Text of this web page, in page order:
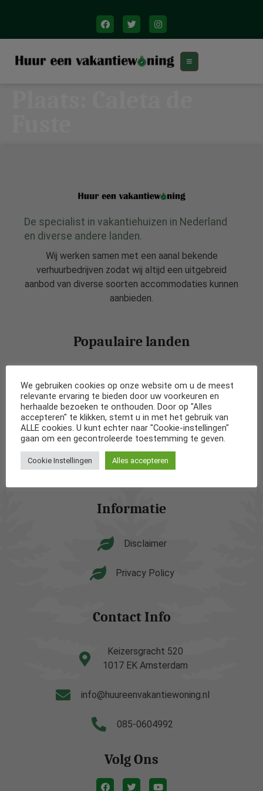
De specialist in vakantiehuizen in Nederland
en diverse andere landen.
Wij werken samen met een aanal bekende
verhuurbedrijven zodat wij altijd een uitgebreid
aanbod van diverse soorten accommodaties kunnen
aanbieden.
Popaulaire landen
Vakantiehuizen in België
Vakantiehuizen in Frankrijk
Vakantiehuizen in Spanje
Informatie
Disclaimer
Privacy Policy
Contact Info
Keizersgracht 520
1017 EK Amsterdam
info@huureenvakantiewoning.nl
085-0604992
Volg Ons
We gebruiken cookies op onze website om u de meest
relevante ervaring te bieden door uw voorkeuren en
herhaalde bezoeken te onthouden. Door op "Alles
accepteren" te klikken, stemt u in met het gebruik van
ALLE cookies. U kunt echter naar "Cookie-instellingen"
gaan om een gecontroleerde toestemming te geven.
Cookie Instellingen Alles accepteren